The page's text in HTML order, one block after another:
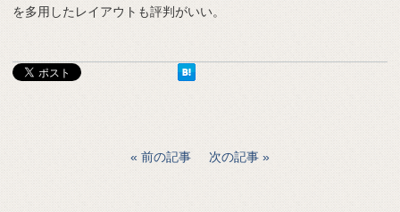
を多用したレイアウトも評判がいい。
前の記事 次の記事